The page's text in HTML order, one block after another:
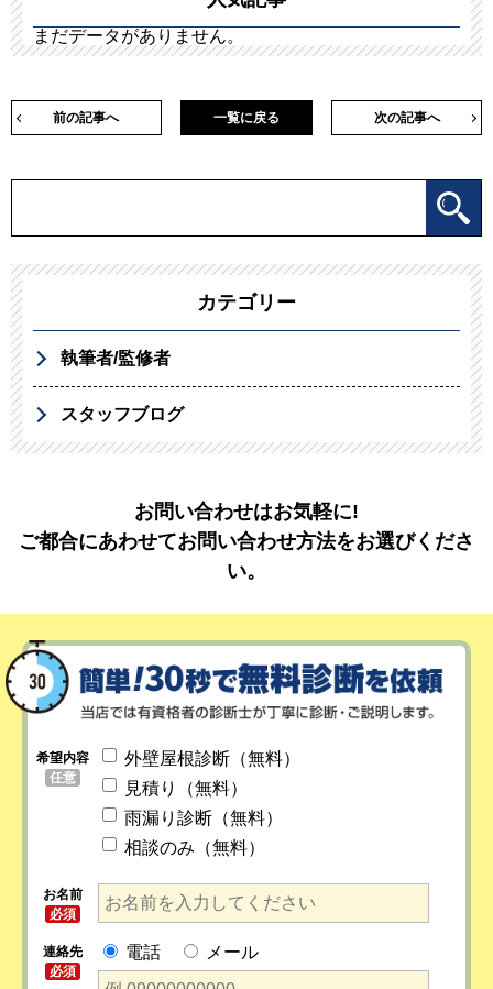
まだデータがありません。
前の記事へ 次の記事へ
一覧に戻る
カテゴリー
執筆者/監修者
スタッフブログ
お問い合わせはお気軽に!
ご都合にあわせてお問い合わせ方法をお選びくださ
い。
希望内容
任意
外壁屋根診断（無料）
見積り（無料）
雨漏り診断（無料）
相談のみ（無料）
お名前
必須
連絡先
必須
電話 メール